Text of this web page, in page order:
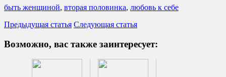
быть женщиной, вторая половинка, любовь к себе
Предыдущая статья Следующая статья
Возможно, вас также заинтересует: